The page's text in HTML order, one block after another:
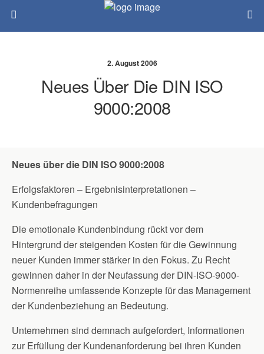
2. August 2006
Neues Über Die DIN ISO
9000:2008
Neues über die DIN ISO 9000:2008
Erfolgsfaktoren – Ergebnisinterpretationen –
Kundenbefragungen
Die emotionale Kundenbindung rückt vor dem
Hintergrund der steigenden Kosten für die Gewinnung
neuer Kunden immer stärker in den Fokus. Zu Recht
gewinnen daher in der Neufassung der DIN-ISO-9000-
Normenreihe umfassende Konzepte für das Management
der Kundenbeziehung an Bedeutung.
Unternehmen sind demnach aufgefordert, Informationen
zur Erfüllung der Kundenanforderung bei ihren Kunden